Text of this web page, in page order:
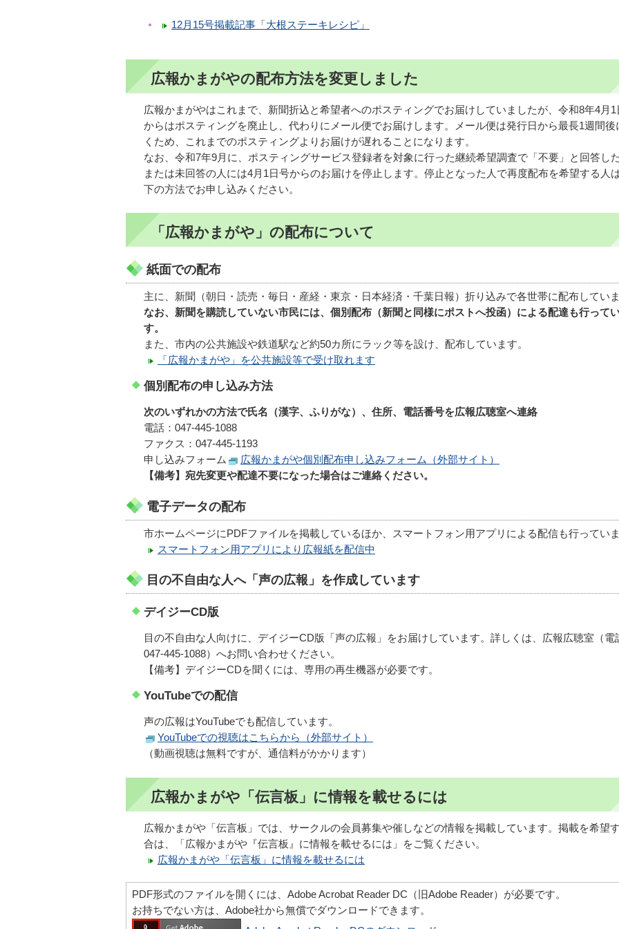
12月15号掲載記事「大根ステーキレシピ」
広報かまがやの配布方法を変更しました
広報かまがやはこれまで、新聞折込と希望者へのポスティングでお届けしていましたが、令和8年4月1
からはポスティングを廃止し、代わりにメール便でお届けします。メール便は発行日から最長1週間後
くため、これまでのポスティングよりお届けが遅れることになります。
なお、令和7年9月に、ポスティングサービス登録者を対象に行った継続希望調査で「不要」と回答した
または未回答の人には4月1日号からのお届けを停止します。停止となった人で再度配布を希望する人
下の方法でお申し込みください。
「広報かまがや」の配布について
紙面での配布
主に、新聞（朝日・読売・毎日・産経・東京・日本経済・千葉日報）折り込みで各世帯に配布していま
なお、新聞を購読していない市民には、個別配布（新聞と同様にポストへ投函）による配達も行って
す。
また、市内の公共施設や鉄道駅など約50カ所にラック等を設け、配布しています。
「広報かまがや」を公共施設等で受け取れます
個別配布の申し込み方法
次のいずれかの方法で氏名（漢字、ふりがな）、住所、電話番号を広報広聴室へ連絡
電話：047-445-1088
ファクス：047-445-1193
申し込みフォーム
広報かまがや個別配布申し込みフォーム（外部サイト）
【備考】宛先変更や配達不要になった場合はご連絡ください。
電子データの配布
市ホームページにPDFファイルを掲載しているほか、スマートフォン用アプリによる配信も行っていま
スマートフォン用アプリにより広報紙を配信中
目の不自由な人へ「声の広報」を作成しています
デイジーCD版
目の不自由な人向けに、デイジーCD版「声の広報」をお届けしています。詳しくは、広報広聴室（電
047-445-1088）へお問い合わせください。
【備考】デイジーCDを聞くには、専用の再生機器が必要です。
YouTubeでの配信
声の広報はYouTubeでも配信しています。
YouTubeでの視聴はこちらから（外部サイト）
（動画視聴は無料ですが、通信料がかかります）
広報かまがや「伝言板」に情報を載せるには
広報かまがや「伝言板」では、サークルの会員募集や催しなどの情報を掲載しています。掲載を希望
合は、「広報かまがや『伝言板』に情報を載せるには」をご覧ください。
広報かまがや「伝言板」に情報を載せるには
PDF形式のファイルを開くには、Adobe Acrobat Reader DC（旧Adobe Reader）が必要です。
お持ちでない方は、Adobe社から無償でダウンロードできます。